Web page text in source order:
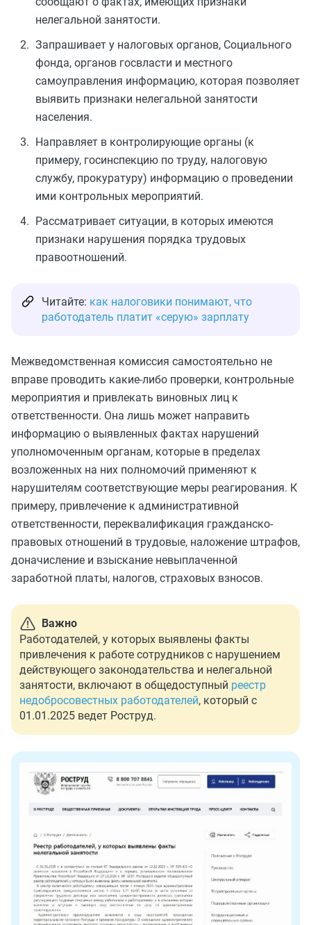
нелегальной занятости.
Запрашивает у налоговых органов, Социального
фонда, органов госвласти и местного
самоуправления информацию, которая позволяет
выявить признаки нелегальной занятости
населения.
Направляет в контролирующие органы (к
примеру, госинспекцию по труду, налоговую
службу, прокуратуру) информацию о проведении
ими контрольных мероприятий.
Рассматривает ситуации, в которых имеются
признаки нарушения порядка трудовых
правоотношений.
Читайте: как налоговики понимают, что
работодатель платит «серую» зарплату
Межведомственная комиссия самостоятельно не
вправе проводить какие-либо проверки, контрольные
мероприятия и привлекать виновных лиц к
ответственности. Она лишь может направить
информацию о выявленных фактах нарушений
уполномоченным органам, которые в пределах
возложенных на них полномочий применяют к
нарушителям соответствующие меры реагирования. К
примеру, привлечение к административной
ответственности, переквалификация гражданско-
правовых отношений в трудовые, наложение штрафов,
доначисление и взыскание невыплаченной
заработной платы, налогов, страховых взносов.
Важно
Работодателей, у которых выявлены факты
привлечения к работе сотрудников с нарушением
действующего законодательства и нелегальной
занятости, включают в общедоступный реестр
недобросовестных работодателей, который с
01.01.2025 ведет Роструд.